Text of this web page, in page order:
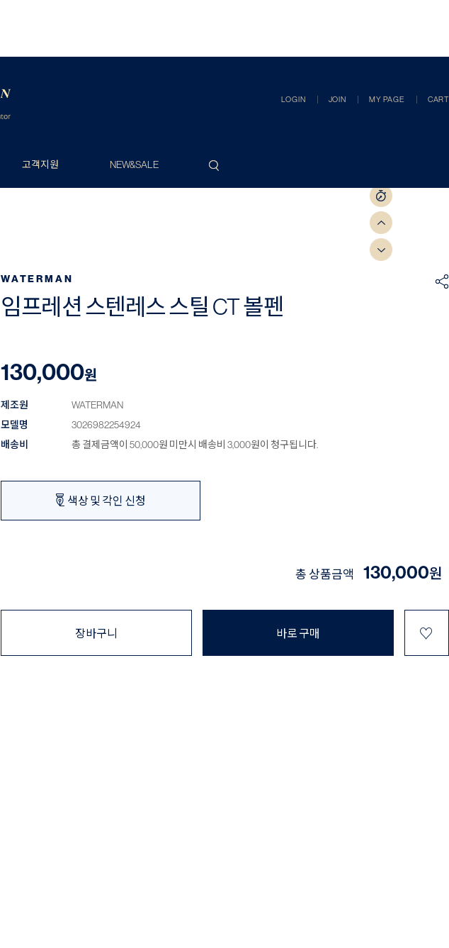
LOGIN JOIN MY PAGE CART
고객지원 NEW&SALE
WATERMAN
임프레션 스텐레스 스틸 CT 볼펜
130,000원
제조원
WATERMAN
모델명
3026982254924
배송비
총 결제금액이 50,000원 미만시 배송비 3,000원이 청구됩니다.
색상 및 각인 신청
총 상품금액 130,000원
장바구니 바로 구매 ♡